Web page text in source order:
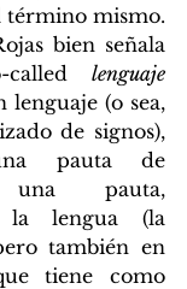
término mismo.
lenguaje
lenguaje (o sea,
de signos),
pauta de
una pauta,
la lengua (la
también en
tiene como